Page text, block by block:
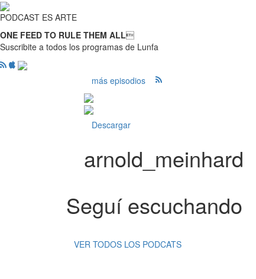
PODCAST ES ARTE
ONE FEED TO RULE THEM ALL
Suscribite a todos los programas de Lunfa
más episodios
Descargar
arnold_meinhard
Seguí escuchando
VER TODOS LOS PODCATS